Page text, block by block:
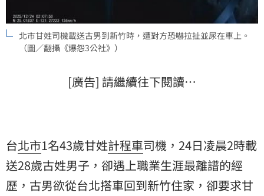
北市甘姓司機載送古男到新竹時，遭對方恐嚇拉扯並尿在車上。
（圖／翻攝《爆怨3公社》）
[廣告] 請繼續往下閱讀…
台北市1名43歲甘姓計程車司機，24日凌晨2時載
送28歲古姓男子，卻遇上職業生涯最離譜的經
歷，古男欲從台北搭車回到新竹住家，卻要求甘